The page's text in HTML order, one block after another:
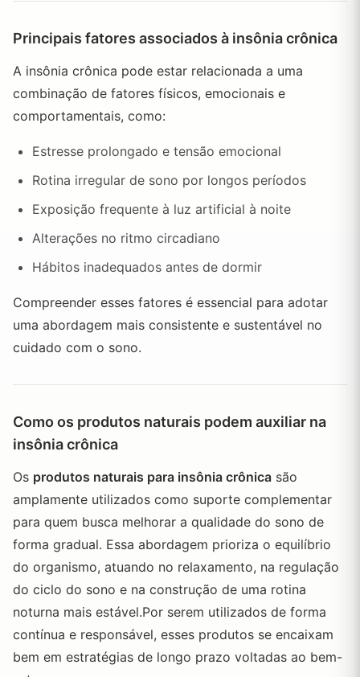
Principais fatores associados à insônia crônica
A insônia crônica pode estar relacionada a uma
combinação de fatores físicos, emocionais e
comportamentais, como:
Estresse prolongado e tensão emocional
Rotina irregular de sono por longos períodos
Exposição frequente à luz artificial à noite
Alterações no ritmo circadiano
Hábitos inadequados antes de dormir
Compreender esses fatores é essencial para adotar
uma abordagem mais consistente e sustentável no
cuidado com o sono.
Como os produtos naturais podem auxiliar na
insônia crônica
Os produtos naturais para insônia crônica são
amplamente utilizados como suporte complementar
para quem busca melhorar a qualidade do sono de
forma gradual. Essa abordagem prioriza o equilíbrio
do organismo, atuando no relaxamento, na regulação
do ciclo do sono e na construção de uma rotina
noturna mais estável.Por serem utilizados de forma
contínua e responsável, esses produtos se encaixam
bem em estratégias de longo prazo voltadas ao bem-